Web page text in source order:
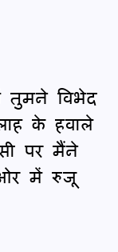
विभेद
के हवाले
पर मैंने
में रुजू